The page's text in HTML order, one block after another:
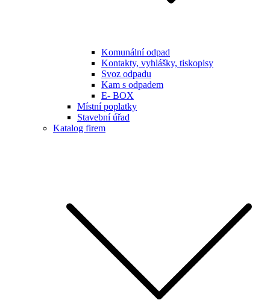
Komunální odpad
Kontakty, vyhlášky, tiskopisy
Svoz odpadu
Kam s odpadem
E- BOX
Místní poplatky
Stavební úřad
Katalog firem